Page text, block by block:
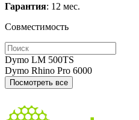
Гарантия: 12 мес.
Совместимость
Dymo LM 500TS
Dymo Rhino Pro 6000
Посмотреть все